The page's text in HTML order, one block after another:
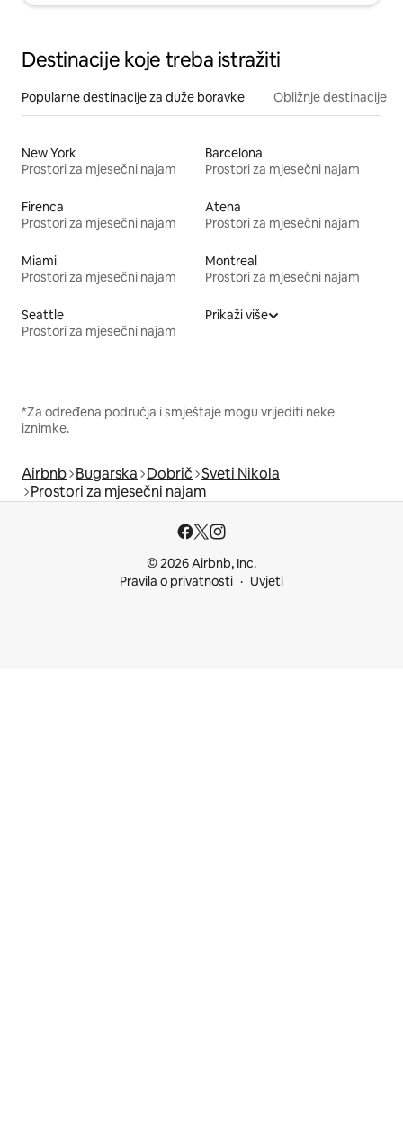
Destinacije koje treba istražiti
Popularne destinacije za duže boravke Obližnje destinacije
New York
Prostori za mjesečni najam
Barcelona
Prostori za mjesečni najam
Firenca
Prostori za mjesečni najam
Atena
Prostori za mjesečni najam
Miami
Prostori za mjesečni najam
Montreal
Prostori za mjesečni najam
Seattle
Prostori za mjesečni najam
Prikaži više
*Za određena područja i smještaje mogu vrijediti neke
iznimke.
Airbnb Bugarska Dobrič Sveti Nikola
Prostori za mjesečni najam
© 2026 Airbnb, Inc.
Pravila o privatnosti
Uvjeti